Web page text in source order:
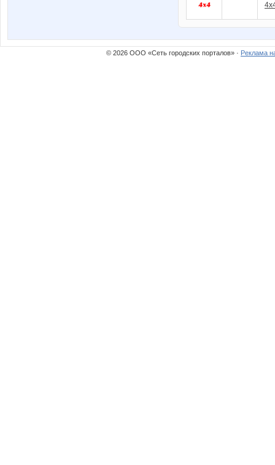
© 2026 ООО «Сеть городских порталов» · Реклама